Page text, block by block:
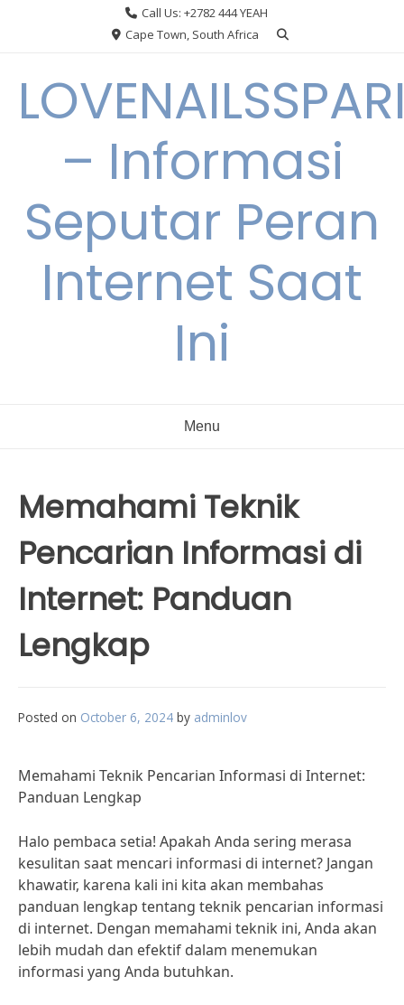
Call Us: +2782 444 YEAH
Cape Town, South Africa
– Informasi
Seputar Peran
Internet Saat
Ini
Menu
Memahami Teknik
Pencarian Informasi di
Internet: Panduan
Lengkap
Posted on October 6, 2024 by adminlov
Memahami Teknik Pencarian Informasi di Internet:
Panduan Lengkap
Halo pembaca setia! Apakah Anda sering merasa
kesulitan saat mencari informasi di internet? Jangan
khawatir, karena kali ini kita akan membahas
panduan lengkap tentang teknik pencarian informasi
di internet. Dengan memahami teknik ini, Anda akan
lebih mudah dan efektif dalam menemukan
informasi yang Anda butuhkan.